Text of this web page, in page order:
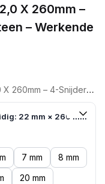
X 260mm –
– Werkende
& Steen – Werkende Lengte 200mm
22 mm × 260 mm
7 mm
8 mm
20 mm